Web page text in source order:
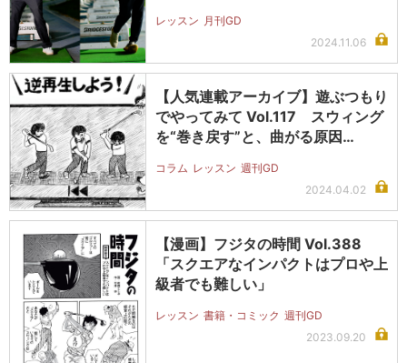
レッスン 月刊GD
2024.11.06
【人気連載アーカイブ】遊ぶつもり
でやってみて Vol.117 スウィング
を“巻き戻す”と、曲がる原因…
コラム レッスン 週刊GD
2024.04.02
【漫画】フジタの時間 Vol.388
「スクエアなインパクトはプロや上
級者でも難しい」
レッスン 書籍・コミック 週刊GD
2023.09.20